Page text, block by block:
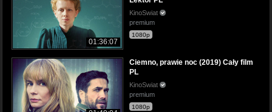
01:36:07
KinoSwiat
premium
1080p
Ciemno, prawie noc (2019) Cały film
PL
KinoSwiat
premium
1080p